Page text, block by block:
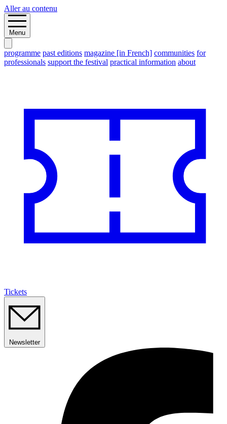
Aller au contenu
Menu
programme past editions magazine [in French] communities for
professionals support the festival practical information about
Tickets
Newsletter